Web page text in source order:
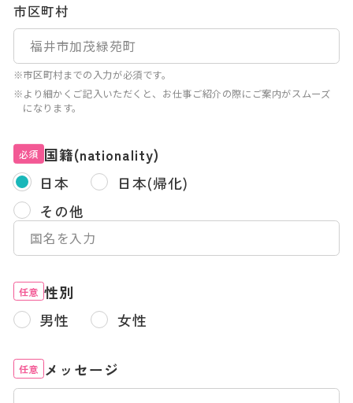
市区町村
※市区町村までの入力が必須です。
※より細かくご記入いただくと、お仕事ご紹介の際にご案内がスムーズ
になります。
必須 国籍(nationality)
日本
日本(帰化)
その他
任意 性別
男性
女性
任意 メッセージ